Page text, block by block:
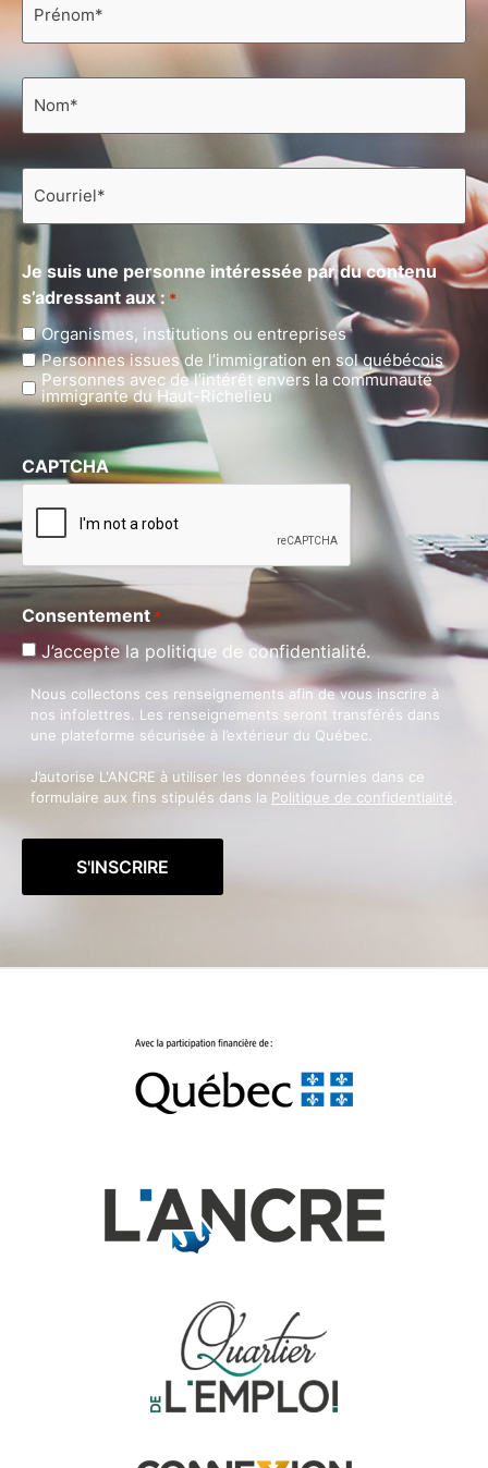
Nom
Courriel
Je suis une personne intéressée par du contenu
s’adressant aux : *
Organismes, institutions ou entreprises
Personnes issues de l’immigration en sol québécois
Personnes avec de l’intérêt envers la communauté
immigrante du Haut-Richelieu
CAPTCHA
Consentement *
J’accepte la politique de confidentialité.
Nous collectons ces renseignements afin de vous inscrire à
nos infolettres. Les renseignements seront transférés dans
une plateforme sécurisée à l’extérieur du Québec.
J’autorise L'ANCRE à utiliser les données fournies dans ce
formulaire aux fins stipulés dans la Politique de confidentialité